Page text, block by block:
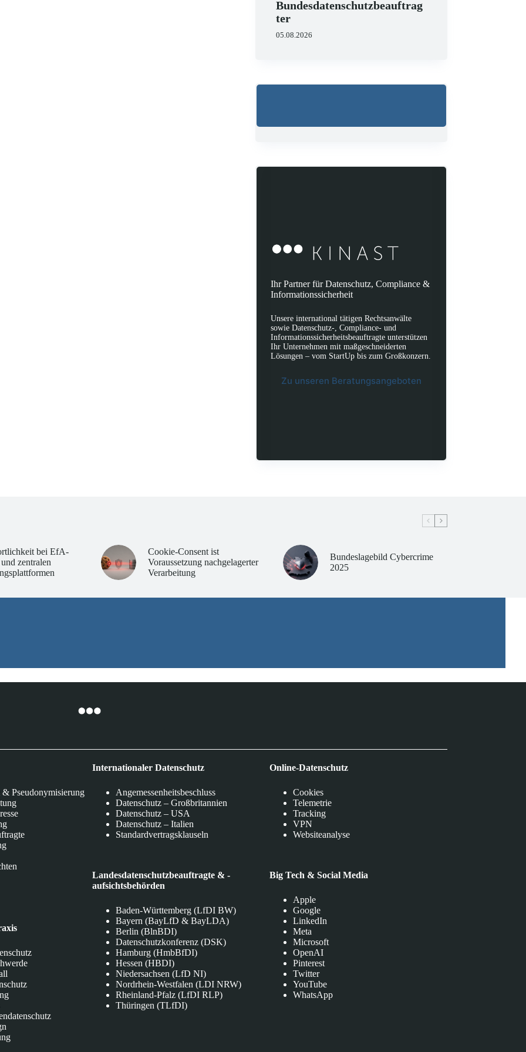
Bundesdatenschutzbeauftrag
ter
05.08.2026
Ihr Partner für Datenschutz, Compliance &
Informationssicherheit
Unsere international tätigen Rechtsanwälte
sowie Datenschutz-, Compliance- und
Informationssicherheitsbeauftragte unterstützen
Ihr Unternehmen mit maßgeschneiderten
Lösungen – vom StartUp bis zum Großkonzern.
Zu unseren Beratungsangeboten
bei EfA-
zentralen
Cookie-Consent ist
Voraussetzung nachgelagerter
Verarbeitung
Bundeslagebild Cybercrime
2025
Pseudonymisierung
Internationaler Datenschutz
Angemessenheitsbeschluss
Datenschutz – Großbritannien
Datenschutz – USA
Datenschutz – Italien
Standardvertragsklauseln
Landesdatenschutzbeauftragte & -
aufsichtsbehörden
Baden-Württemberg (LfDI BW)
Bayern (BayLfD & BayLDA)
Berlin (BlnBDI)
Datenschutzkonferenz (DSK)
Hamburg (HmbBfDI)
Hessen (HBDI)
Niedersachsen (LfD NI)
Nordrhein-Westfalen (LDI NRW)
Rheinland-Pfalz (LfDI RLP)
Thüringen (TLfDI)
Online-Datenschutz
Cookies
Telemetrie
Tracking
VPN
Websiteanalyse
Big Tech & Social Media
Apple
Google
LinkedIn
Meta
Microsoft
OpenAI
Pinterest
Twitter
YouTube
WhatsApp